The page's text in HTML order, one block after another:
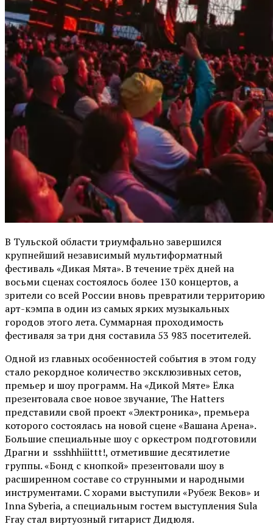
В Тульской области триумфально завершился
крупнейший независимый мультиформатный
фестиваль «Дикая Мята». В течение трёх дней на
восьми сценах состоялось более 130 концертов, а
зрители со всей России вновь превратили территорию
арт-кэмпа в один из самых ярких музыкальных
городов этого лета. Суммарная проходимость
фестиваля за три дня составила 53 983 посетителей.
Одной из главных особенностей события в этом году
стало рекордное количество эксклюзивных сетов,
премьер и шоу программ. На «Дикой Мяте» Ёлка
презентовала свое новое звучание, The Hatters
представили свой проект «Электроника», премьера
которого состоялась на новой сцене «Вашана Арена».
Большие специальные шоу с оркестром подготовили
Драгни и ssshhhiiittt!, отметившие десятилетие
группы. «Бонд с кнопкой» презентовали шоу в
расширенном составе со струнными и народными
инструментами. С хорами выступили «Рубеж Веков» и
Inna Syberia, а специальным гостем выступления Sula
Fray стал виртуозный гитарист Дидюля.